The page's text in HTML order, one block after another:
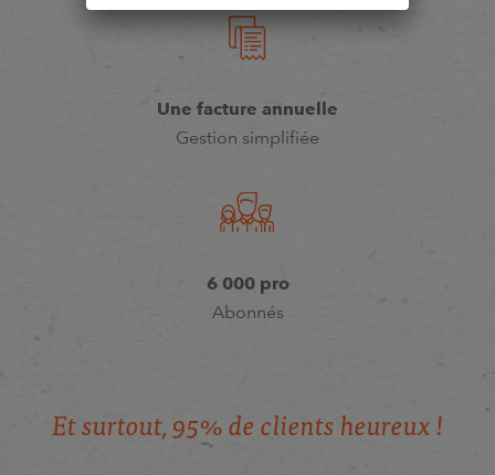
Une facture annuelle
Gestion simplifiée
6 000 pro
Abonnés
Et surtout, 95% de clients heureux !